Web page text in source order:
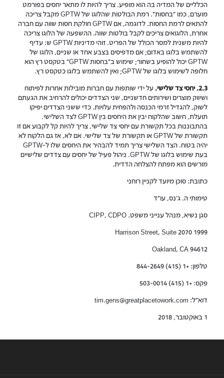
הכלליים של המדיה בה הוא מופיע. צריך להיות לו מתאר יחסים בפורמט
מוערם, כמו "בחסות". רמת הבולטות שהלוגו של GPTW מקבל צריכה
להתאים לרמת החסות. לדוגמה, אם GPTW חולקת חסות שווה עם חברה
אחרת, הלוגואים צריכים לקבל בולטות שווה. ההשפעה של הלוגו צריכה
להיות משנית למסר הכולל של הפריט. זוהי מדיניות GPTW ש: עדיף
להשתמש בלוגו באדום; אם מדפיסים בצבע אחד או שניים, הלוגו של
GPTW יכול להופיע בשחור; שימוש ב"בחסות GPTW" בטקסט רץ הוא
חלופה לשימוש בלוגו של GPTW; ואין להשתמש בלוגו כטקסט רץ.
2.3. יחסי צד שלישי.
על ידי שותפות עם חברות מובילות אחרות לפיתוח
ושיווק מוצרים ושירותים חדשניים, שני הצדדים יכולים להרחיב את הגעתם
לשוק, להגדיל זרמי הכנסה ולהפחית עלויות. כדי ששני הצדדים יפיקו
תועלת, חשוב שהלקוח יבין את היחסים בין GPTW לצד השלישי.
בהתבוננות בכל תקשורת עם יחסי צד שלישי, צריך להיות קל לקבוע אם זו
תקשורת של GPTW או תקשורת של צד שלישי. אם לא, אז גם הלקוח לא
יהיה בטוח. הצד השלישי צריך תמיד להבהיר את היחסים שלו ל-GPTW
בעת שימוש בלוגו של GPTW. ניהול פעיל של יחסים עם צדדים שלישיים
מורשים הוא מפתח להצלחה הדדית.
כתובת: סוכן מיועד לקניין רוחני
טימותי ה. ג'נס, עו"ד
סגן נשיא, מנהל ענייני משפט. CIPP, CDPO
1999 Harrison Street, Suite 2070
Oakland, CA 94612
טלפון: +1 (415) 844-2649
פקס: +1 (415) 503-0014
דוא"ל: tim.gens@greatplacetowork.com
1 באוקטובר, 2018